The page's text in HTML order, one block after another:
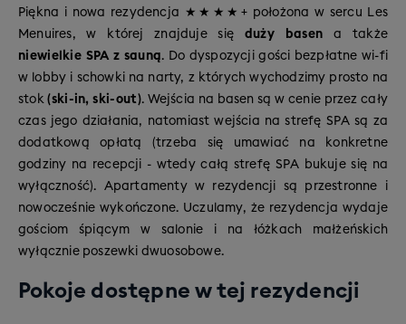
Piękna i nowa rezydencja ★★★★+ położona w sercu Les
Menuires, w której znajduje się duży basena także
niewielkie SPA z sauną. Do dyspozycji gości bezpłatne wi-fi
w lobby i schowki na narty, z których wychodzimy prosto na
stok(ski-in, ski-out). Wejścia na basen są w cenie przez cały
czas jego działania, natomiast wejścia na strefę SPA są za
dodatkową opłatą (trzeba się umawiać na konkretne
godziny na recepcji - wtedy całą strefę SPA bukuje się na
wyłączność). Apartamenty w rezydencji są przestronne i
nowocześnie wykończone. Uczulamy, że rezydencja wydaje
gościom śpiącym w salonie i na łóżkach małżeńskich
wyłącznie poszewki dwuosobowe.
Pokoje dostępne w tej rezydencji